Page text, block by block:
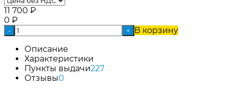
11 700 ₽
0 ₽
- +
В корзину
Описание
Характеристики
Пункты выдачи227
Отзывы0